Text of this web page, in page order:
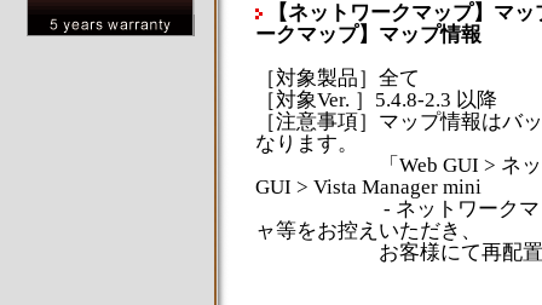
【ネットワークマップ】マ
ークマップ】マップ情報
［対象製品］全て
［対象Ver. ］5.4.8-2.3 以降
［注意事項］マップ情報はバ
なります。
「Web GUI > ネットワ
GUI > Vista Manager mini
- ネットワークマップ >
ャ等をお控えいただき、
お客様にて再配置し